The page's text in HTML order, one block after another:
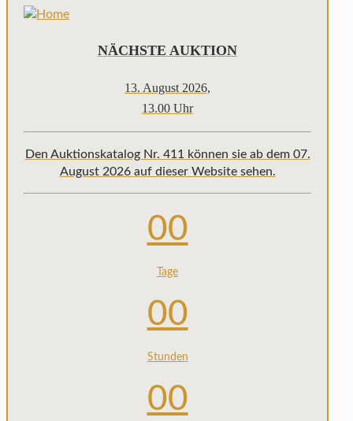
NÄCHSTE AUKTION
13. August 2026,
13.00 Uhr
Den Auktionskatalog Nr. 411 können sie ab dem 07.
August 2026 auf dieser Website sehen.
00
Tage
00
Stunden
00